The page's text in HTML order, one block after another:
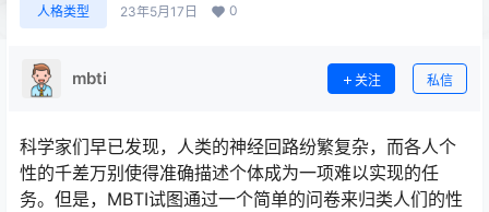
人格类型 23年5月17日 0
mbti 关注 私信
科学家们早已发现，人类的神经回路纷繁复杂，而各人个
性的千差万别使得准确描述个体成为一项难以实现的任
务。但是，MBTI试图通过一个简单的问卷来归类人们的性